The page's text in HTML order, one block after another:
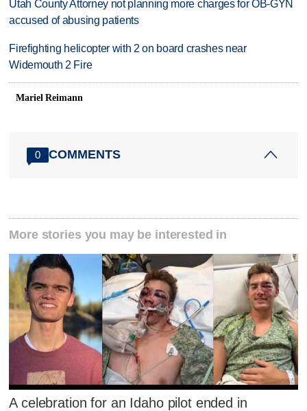
Utah County Attorney not planning more charges for OB-GYN
accused of abusing patients
Firefighting helicopter with 2 on board crashes near
Widemouth 2 Fire
Mariel Reimann
0 COMMENTS
More stories you may be interested in
A celebration for an Idaho pilot ended in